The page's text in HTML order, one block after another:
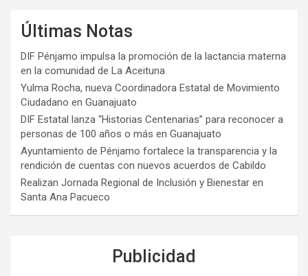
Últimas Notas
DIF Pénjamo impulsa la promoción de la lactancia materna
en la comunidad de La Aceituna
Yulma Rocha, nueva Coordinadora Estatal de Movimiento
Ciudadano en Guanajuato
DIF Estatal lanza “Historias Centenarias” para reconocer a
personas de 100 años o más en Guanajuato
Ayuntamiento de Pénjamo fortalece la transparencia y la
rendición de cuentas con nuevos acuerdos de Cabildo
Realizan Jornada Regional de Inclusión y Bienestar en
Santa Ana Pacueco
Publicidad